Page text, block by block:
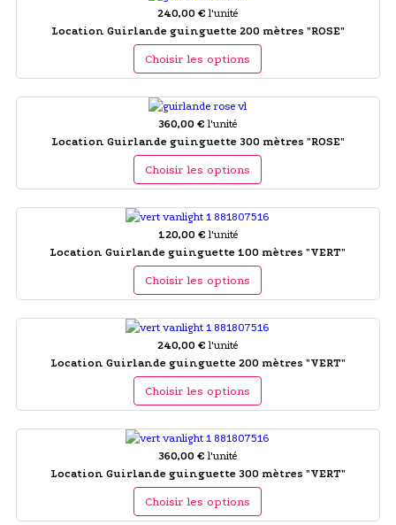
240,00 € l'unité
Location Guirlande guinguette 200 mètres "ROSE"
Choisir les options
360,00 € l'unité
Location Guirlande guinguette 300 mètres "ROSE"
Choisir les options
120,00 € l'unité
Location Guirlande guinguette 100 mètres "VERT"
Choisir les options
240,00 € l'unité
Location Guirlande guinguette 200 mètres "VERT"
Choisir les options
360,00 € l'unité
Location Guirlande guinguette 300 mètres "VERT"
Choisir les options